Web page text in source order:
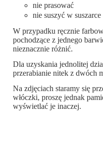
nie prasować
nie suszyć w
W przypadku ręcznie
pochodzące z jednego
nieznacznie różnić.
Dla uzyskania jednolitej
przerabianie nitek z dwóch
Na zdjęciach staramy się
włóczki, proszę jednak
wyświetlać je inaczej.